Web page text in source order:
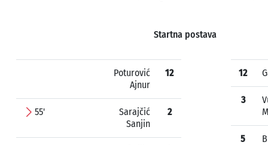
Startna postava
Poturović
Ajnur
12
55'
Sarajčić
Sanjin
2
12
3
5